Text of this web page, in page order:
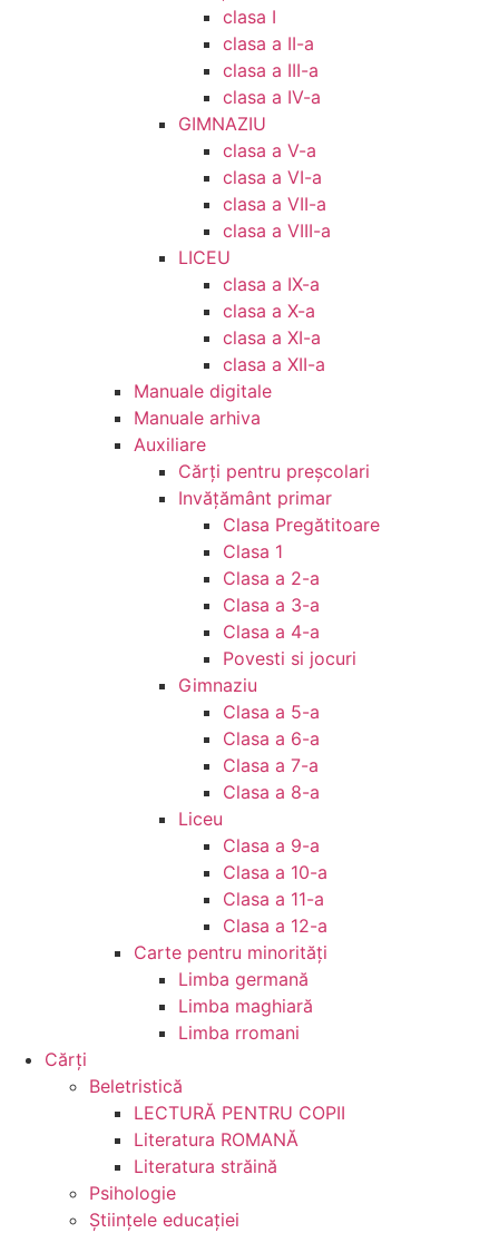
clasa I
clasa a II-a
clasa a III-a
clasa a IV-a
GIMNAZIU
clasa a V-a
clasa a VI-a
clasa a VII-a
clasa a VIII-a
LICEU
clasa a IX-a
clasa a X-a
clasa a XI-a
clasa a XII-a
Manuale digitale
Manuale arhiva
Auxiliare
Cărţi pentru preşcolari
Invățământ primar
Clasa Pregătitoare
Clasa 1
Clasa a 2-a
Clasa a 3-a
Clasa a 4-a
Povesti si jocuri
Gimnaziu
Clasa a 5-a
Clasa a 6-a
Clasa a 7-a
Clasa a 8-a
Liceu
Clasa a 9-a
Clasa a 10-a
Clasa a 11-a
Clasa a 12-a
Carte pentru minorităţi
Limba germană
Limba maghiară
Limba rromani
Cărţi
Beletristică
LECTURĂ PENTRU COPII
Literatura ROMANĂ
Literatura străină
Psihologie
Ştiinţele educaţiei